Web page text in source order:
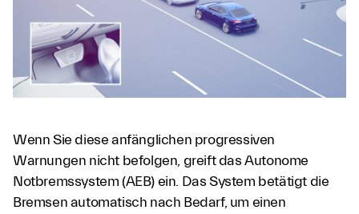
Wenn Sie diese anfänglichen progressiven
Warnungen nicht befolgen, greift das Autonome
Notbremssystem (AEB) ein. Das System betätigt die
Bremsen automatisch nach Bedarf, um einen